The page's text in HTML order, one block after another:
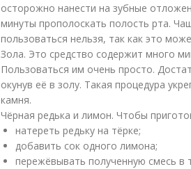
осторожно нанести на зубные
минуты прополоскать полость рта.
пользоваться нельзя, так как это
Зола. Это средство содержит много
Пользоваться им очень просто.
окунув её в золу. Такая процедура
камня.
Чёрная редька и лимон. Чтобы
натереть редьку на тёрке;
добавить сок одного лимона;
пережёвывать полученную смесь